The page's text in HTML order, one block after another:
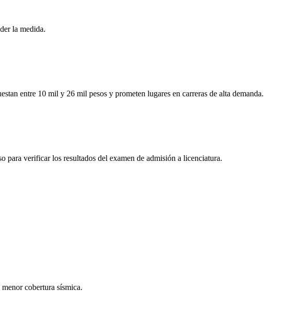
la medida.
entre 10 mil y 26 mil pesos y prometen lugares en carreras de alta demanda.
para verificar los resultados del examen de admisión a licenciatura.
cobertura sísmica.